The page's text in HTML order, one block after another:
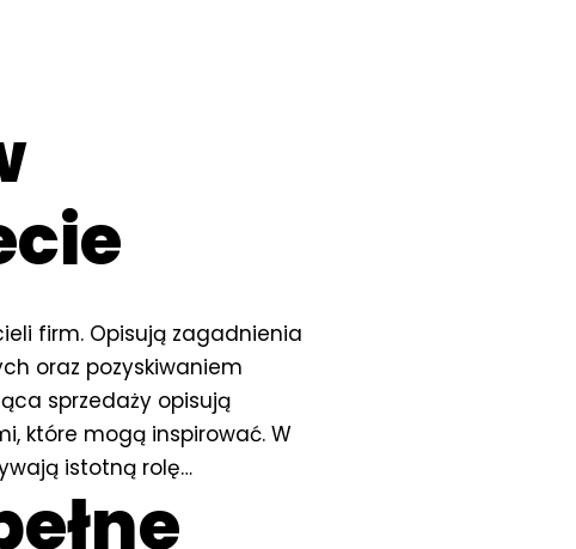
firm. Opisują zagadnienia
oraz pozyskiwaniem
sprzedaży opisują
które mogą inspirować. W
istotną rolę…